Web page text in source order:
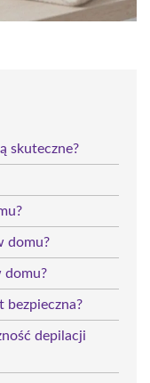
skuteczne?
domu?
domu?
bezpieczna?
depilacji